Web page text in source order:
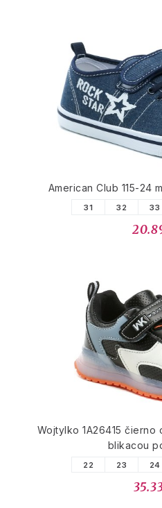
American Club 115-24
31 32 33
Wojtylko 1A26415
blikacou
22 23 24